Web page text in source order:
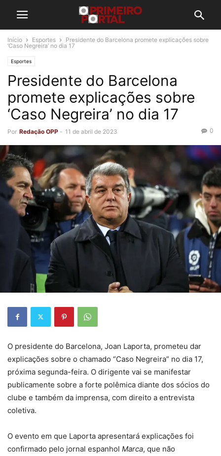
Início Esportes
Presidente do Barcelona promete explicações sobre
‘Caso Negreira’ no dia 17
Esportes
Presidente do Barcelona
promete explicações sobre
‘Caso Negreira’ no dia 17
Por Redação OPP - 11 de abril de 2023 0
O presidente do Barcelona, Joan Laporta, prometeu dar
explicações sobre o chamado “Caso Negreira” no dia 17,
próxima segunda-feira. O dirigente vai se manifestar
publicamente sobre a forte polêmica diante dos sócios do
clube e também da imprensa, com direito a entrevista
coletiva.
O evento em que Laporta apresentará explicações foi
confirmado pelo jornal espanhol Marca, que não